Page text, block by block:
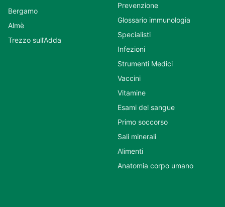
Bergamo
Almè
Trezzo sull’Adda
Prevenzione
Glossario immunologia
Specialisti
Infezioni
Strumenti Medici
Vaccini
Vitamine
Esami del sangue
Primo soccorso
Sali minerali
Alimenti
Anatomia corpo umano